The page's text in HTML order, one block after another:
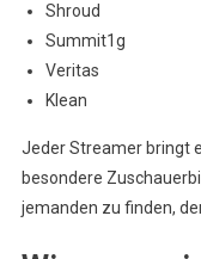
Shroud
Summit1g
Veritas
Klean
Jeder Streamer bringt
besondere
jemanden zu finden,